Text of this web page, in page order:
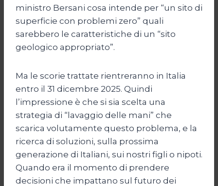
ministro Bersani cosa intende per “un sito di
superficie con problemi zero” quali
sarebbero le caratteristiche di un “sito
geologico appropriato”.
Ma le scorie trattate rientreranno in Italia
entro il 31 dicembre 2025. Quindi
l’impressione è che si sia scelta una
strategia di “lavaggio delle mani” che
scarica volutamente questo problema, e la
ricerca di soluzioni, sulla prossima
generazione di Italiani, sui nostri figli o nipoti.
Quando era il momento di prendere
decisioni che impattano sul futuro dei